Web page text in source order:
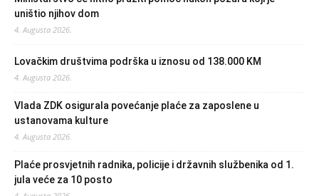
uništio njihov dom
4. Augusta 2026.
Lovačkim društvima podrška u iznosu od 138.000 KM
4. Augusta 2026.
Vlada ZDK osigurala povećanje plaće za zaposlene u
ustanovama kulture
4. Augusta 2026.
Plaće prosvjetnih radnika, policije i državnih službenika od 1.
jula veće za 10 posto